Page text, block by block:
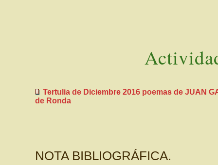
Tertulia de Diciembre 2016 poemas de JUAN
de Ronda
NOTA BIBLIOGRÁFICA.